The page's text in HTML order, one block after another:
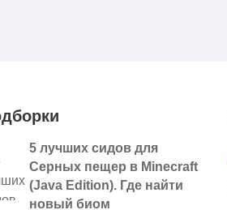
5 лучших сидов для
Серных пещер в Minecraft
(Java Edition). Где найти
новый биом